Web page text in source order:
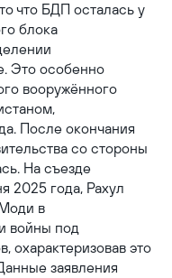
что БДП осталась у
блока
Это особенно
вооружённого
После окончания
со стороны
На съезде
2025 года, Рахул
в
войны под
охарактеризовав это
заявления